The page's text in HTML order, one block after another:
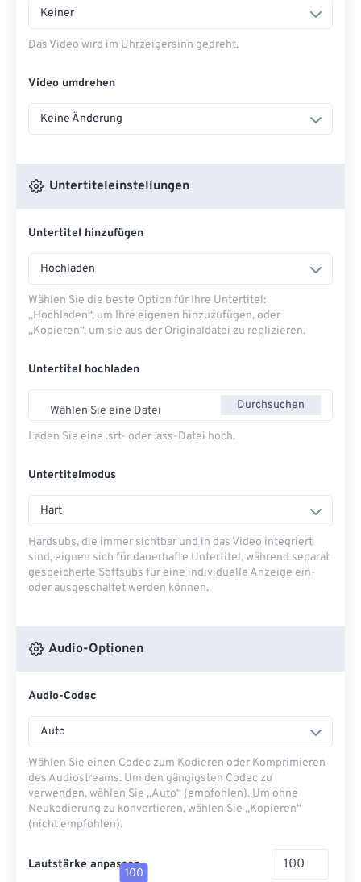
Keiner
Das Video wird im Uhrzeigersinn gedreht.
Video umdrehen
Keine Änderung
Untertiteleinstellungen
Untertitel hinzufügen
Hochladen
Wählen Sie die beste Option für Ihre Untertitel:
„Hochladen“, um Ihre eigenen hinzuzufügen, oder
„Kopieren“, um sie aus der Originaldatei zu replizieren.
Untertitel hochladen
Wählen Sie eine Datei Durchsuchen
Laden Sie eine .srt- oder .ass-Datei hoch.
Untertitelmodus
Hart
Hardsubs, die immer sichtbar und in das Video integriert
sind, eignen sich für dauerhafte Untertitel, während separat
gespeicherte Softsubs für eine individuelle Anzeige ein-
oder ausgeschaltet werden können.
Audio-Optionen
Audio-Codec
Auto
Wählen Sie einen Codec zum Kodieren oder Komprimieren
des Audiostreams. Um den gängigsten Codec zu
verwenden, wählen Sie „Auto“ (empfohlen). Um ohne
Neukodierung zu konvertieren, wählen Sie „Kopieren“
(nicht empfohlen).
Lautstärke anpassen
100